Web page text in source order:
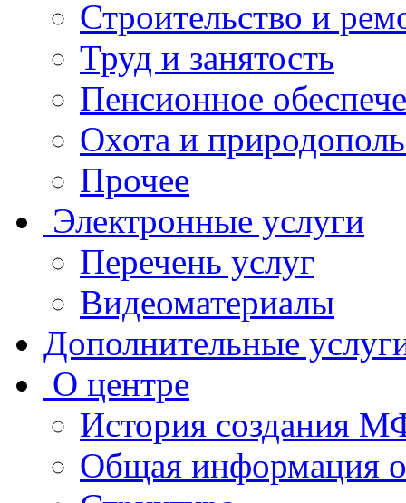
Строительство и
Труд и занятость
Пенсионное
Охота и
Прочее
Электронные услуги
Перечень услуг
Видеоматериалы
Дополнительные
О центре
История создания
Общая